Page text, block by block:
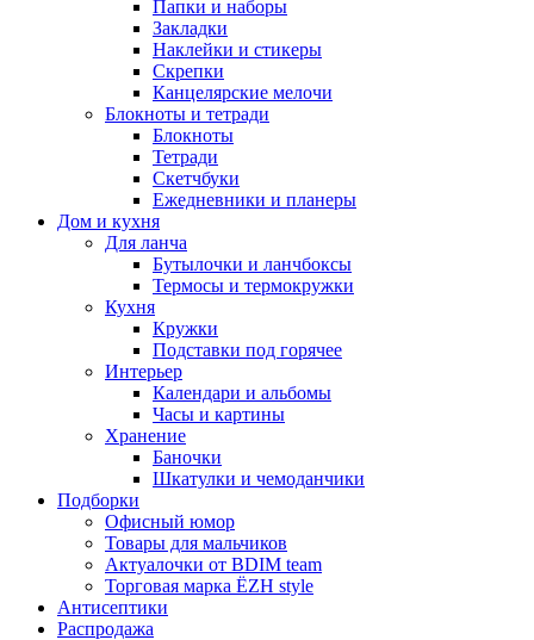
Папки и наборы
Закладки
Наклейки и стикеры
Скрепки
Канцелярские мелочи
Блокноты и тетради
Блокноты
Тетради
Скетчбуки
Ежедневники и планеры
Дом и кухня
Для ланча
Бутылочки и ланчбоксы
Термосы и термокружки
Кухня
Кружки
Подставки под горячее
Интерьер
Календари и альбомы
Часы и картины
Хранение
Баночки
Шкатулки и чемоданчики
Подборки
Офисный юмор
Товары для мальчиков
Актуалочки от BDIM team
Торговая марка ЁZH style
Антисептики
Распродажа